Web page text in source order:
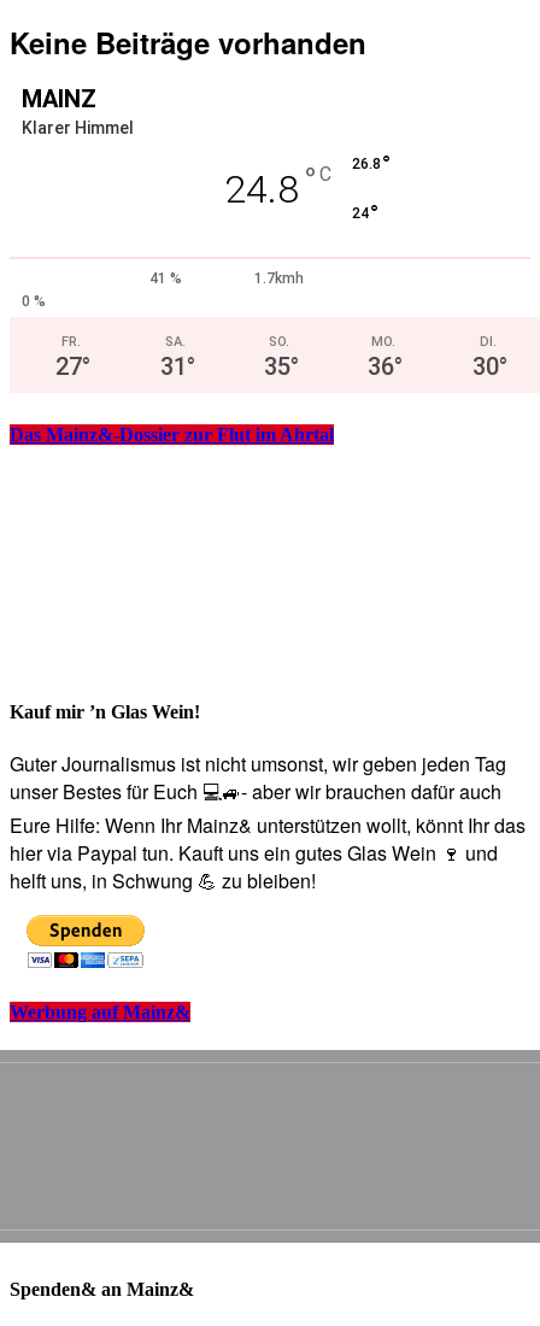
Keine Beiträge vorhanden
MAINZ
Klarer Himmel
24.8 ° C 26.8 °
24°
41 %
1.7kmh
0 %
FR.
27°
SA.
31°
SO.
35°
MO.
36°
DI.
30°
Das Mainz&-Dossier zur Flut im Ahrtal
Kauf mir ’n Glas Wein!
Guter Journalismus ist nicht umsonst, wir geben jeden Tag
unser Bestes für Euch 💻🚙- aber wir brauchen dafür auch
Eure Hilfe: Wenn Ihr Mainz& unterstützen wollt, könnt Ihr das
hier via Paypal tun. Kauft uns ein gutes Glas Wein 🍷 und
helft uns, in Schwung 💪 zu bleiben!
Werbung auf Mainz&
Spenden& an Mainz&